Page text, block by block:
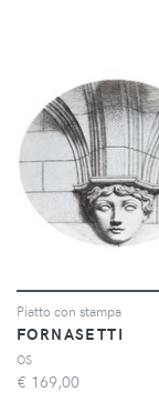
Piatto con stampa
FORNASETTI
OS
€ 169,00